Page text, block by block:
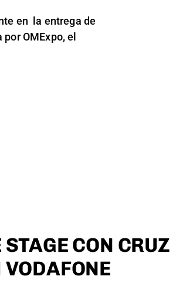
en la entrega de
OMExpo, el
CON CRUZ